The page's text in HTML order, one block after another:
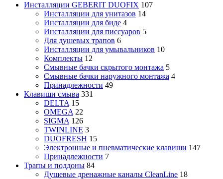
Инсталляции GEBERIT DUOFIX 107
Инсталляции для унитазов 14
Инсталляции для биде 4
Инсталляции для писсуаров 5
Для душевых трапов 6
Инсталляции для умывальников 10
Комплекты 12
Смывные бачки скрытого монтажа 5
Смывные бачки наружного монтажа 4
Принадлежности 49
Клавиши смыва 331
DELTA 15
OMEGA 22
SIGMA 126
TWINLINE 3
DUOFRESH 15
Электронные и пневматические клавиши 147
Принадлежности 7
Трапы и поддоны 84
Душевые дренажные каналы CleanLine 18